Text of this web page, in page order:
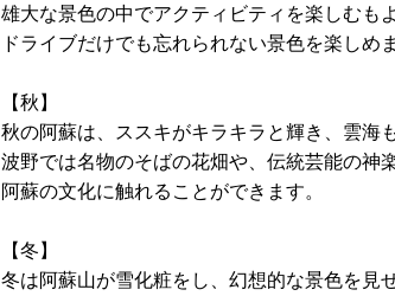
雄大な景色の中でアクティビティを楽しむも
ドライブだけでも忘れられない景色を楽しめ
【秋】
秋の阿蘇は、ススキがキラキラと輝き、雲海
波野では名物のそばの花畑や、伝統芸能の神
阿蘇の文化に触れることができます。
【冬】
冬は阿蘇山が雪化粧をし、幻想的な景色を見